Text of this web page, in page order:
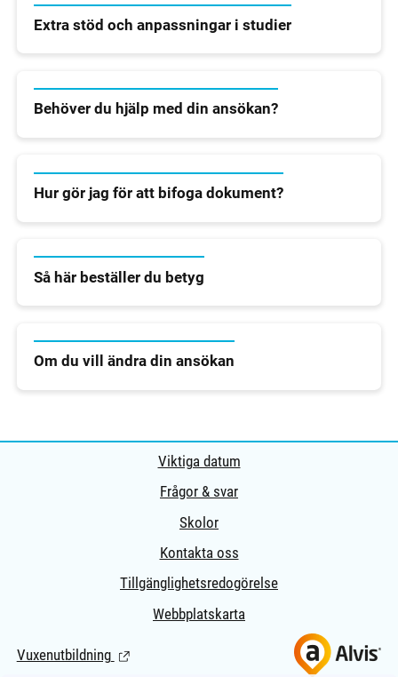
Extra stöd och anpassningar i studier
Behöver du hjälp med din ansökan?
Hur gör jag för att bifoga dokument?
Så här beställer du betyg
Om du vill ändra din ansökan
Viktiga datum
Frågor & svar
Skolor
Kontakta oss
Tillgänglighetsredogörelse
Webbplatskarta
Vuxenutbildning (Länk till extern sida.)